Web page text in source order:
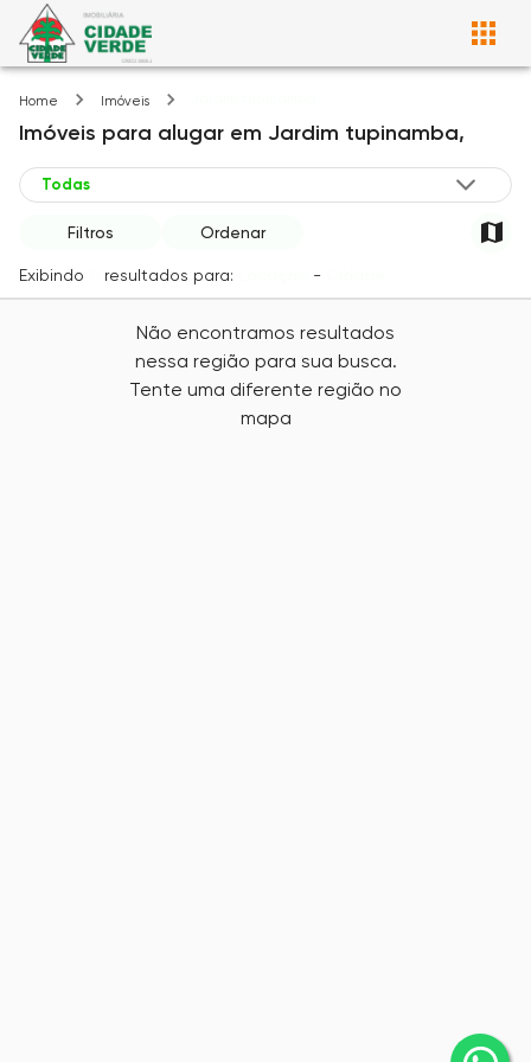
Home Imóveis
Imóveis para alugar em Jardim tupinamba,
Filtros Ordenar
Exibindo resultados para: -
Não encontramos resultados
nessa região para sua busca.
Tente uma diferente região no
mapa